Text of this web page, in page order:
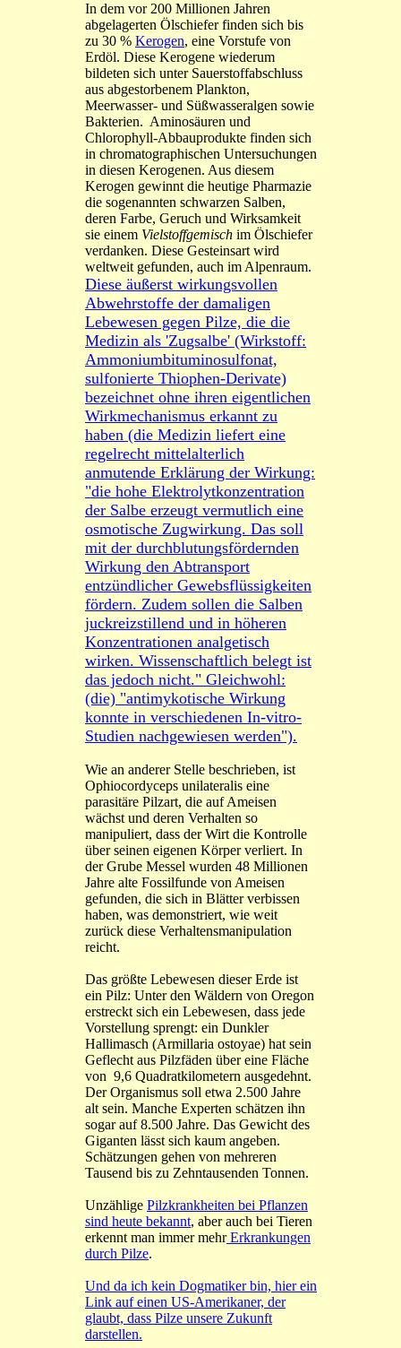
In dem vor 200 Millionen Jahren
abgelagerten Ölschiefer finden sich bis
zu 30 % Kerogen, eine Vorstufe von
Erdöl. Diese Kerogene wiederum
bildeten sich unter Sauerstoffabschluss
aus abgestorbenem Plankton,
Meerwasser- und Süßwasseralgen sowie
Bakterien. Aminosäuren und
Chlorophyll-Abbauprodukte finden sich
in chromatographischen Untersuchungen
in diesen Kerogenen. Aus diesem
Kerogen gewinnt die heutige Pharmazie
die sogenannten schwarzen Salben,
deren Farbe, Geruch und Wirksamkeit
sie einem Vielstoffgemisch im Ölschiefer
verdanken. Diese Gesteinsart wird
weltweit gefunden, auch im Alpenraum.
Diese äußerst wirkungsvollen
Abwehrstoffe der damaligen
Lebewesen gegen Pilze, die die
Medizin als 'Zugsalbe' (Wirkstoff:
Ammoniumbituminosulfonat,
sulfonierte Thiophen-Derivate)
bezeichnet ohne ihren eigentlichen
Wirkmechanismus erkannt zu
haben (die Medizin liefert eine
regelrecht mittelalterlich
anmutende Erklärung der Wirkung:
"die hohe Elektrolytkonzentration
der Salbe erzeugt vermutlich eine
osmotische Zugwirkung. Das soll
mit der durchblutungsfördernden
Wirkung den Abtransport
entzündlicher Gewebsflüssigkeiten
fördern. Zudem sollen die Salben
juckreizstillend und in höheren
Konzentrationen analgetisch
wirken. Wissenschaftlich belegt ist
das jedoch nicht." Gleichwohl:
(die) "antimykotische Wirkung
konnte in verschiedenen In-vitro-
Studien nachgewiesen werden").
Wie an anderer Stelle beschrieben, ist
Ophiocordyceps unilateralis eine
parasitäre Pilzart, die auf Ameisen
wächst und deren Verhalten so
manipuliert, dass der Wirt die Kontrolle
über seinen eigenen Körper verliert. In
der Grube Messel wurden 48 Millionen
Jahre alte Fossilfunde von Ameisen
gefunden, die sich in Blätter verbissen
haben, was demonstriert, wie weit
zurück diese Verhaltensmanipulation
reicht.
Das größte Lebewesen dieser Erde ist
ein Pilz: Unter den Wäldern von Oregon
erstreckt sich ein Lebewesen, dass jede
Vorstellung sprengt: ein Dunkler
Hallimasch (Armillaria ostoyae) hat sein
Geflecht aus Pilzfäden über eine Fläche
von 9,6 Quadratkilometern ausgedehnt.
Der Organismus soll etwa 2.500 Jahre
alt sein. Manche Experten schätzen ihn
sogar auf 8.500 Jahre. Das Gewicht des
Giganten lässt sich kaum angeben.
Schätzungen gehen von mehreren
Tausend bis zu Zehntausenden Tonnen.
Unzählige Pilzkrankheiten bei Pflanzen
sind heute bekannt, aber auch bei Tieren
erkennt man immer mehrErkrankungen
durch Pilze.
Und da ich kein Dogmatiker bin, hier ein
Link auf einen US-Amerikaner, der
glaubt, dass Pilze unsere Zukunft
darstellen.